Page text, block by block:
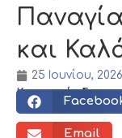
και
25 Ιουνίου, 2026
Κοινωνικός
Email